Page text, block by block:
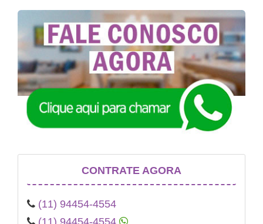
CONTRATE AGORA
(11) 94454-4554
(11) 94454-4554